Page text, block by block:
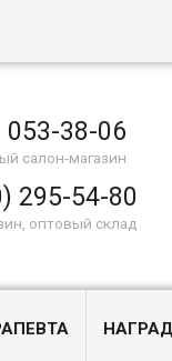
053-38-06
салон-магазин
295-54-80
оптовый склад